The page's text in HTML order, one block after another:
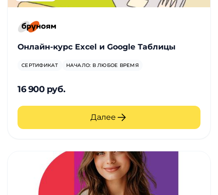
Онлайн-курс Excel и Google Таблицы
СЕРТИФИКАТ НАЧАЛО: В ЛЮБОЕ ВРЕМЯ
16 900 руб.
Далее